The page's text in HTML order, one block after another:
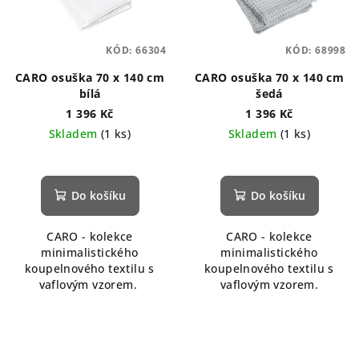
CARO osuška 70 x 140 cm
bílá
1 396 Kč
Skladem (1 ks)
Do košíku
CARO - kolekce
minimalistického
koupelnového textilu s
vaflovým vzorem.
KÓD: 66304
CARO osuška 70 x 140 cm
šedá
1 396 Kč
Skladem (1 ks)
Do košíku
CARO - kolekce
minimalistického
koupelnového textilu s
vaflovým vzorem.
KÓD: 68998